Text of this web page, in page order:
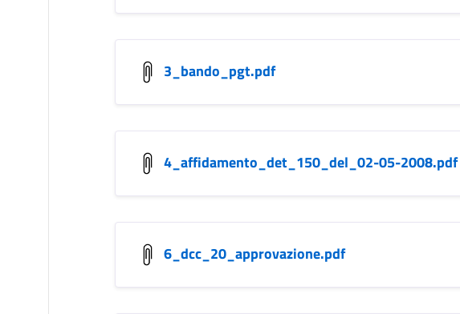
3_bando_pgt.pdf
4_affidamento_det_150_del_02-05-2008.pdf
6_dcc_20_approvazione.pdf